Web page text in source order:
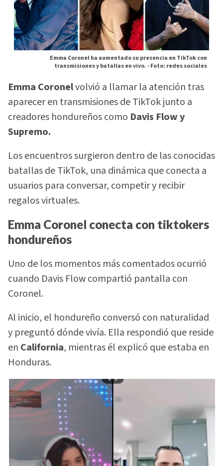
Emma Coronel ha aumentado su presencia en TikTok con
transmisiones y batallas en vivo. -Foto: redes sociales
Emma Coronelvolvió a llamar la atención tras
aparecer en transmisiones de TikTok junto a
creadores hondureños como Davis Flow y
Supremo.
Los encuentros surgieron dentro de las conocidas
batallas de TikTok, una dinámica que conecta a
usuarios para conversar, competir y recibir
regalos virtuales.
Emma Coronel conecta con tiktokers
hondureños
Uno de los momentos más comentados ocurrió
cuando Davis Flow compartió pantalla con
Coronel.
Al inicio, el hondureño conversó con naturalidad
y preguntó dónde vivía. Ella respondió que reside
en California, mientras él explicó que estaba en
Honduras.